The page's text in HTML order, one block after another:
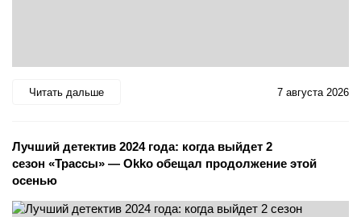
Читать дальше 7 августа 2026
Лучший детектив 2024 года: когда выйдет 2
сезон «Трассы» — Okko обещал продолжение этой
осенью